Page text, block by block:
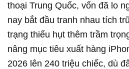
thoại Trung Quốc, vốn đã lo
nay bắt đầu tranh nhau tích
trạng thiếu hụt thêm trầm
nâng mục tiêu xuất hàng
2026 lên 240 triệu chiếc, dù